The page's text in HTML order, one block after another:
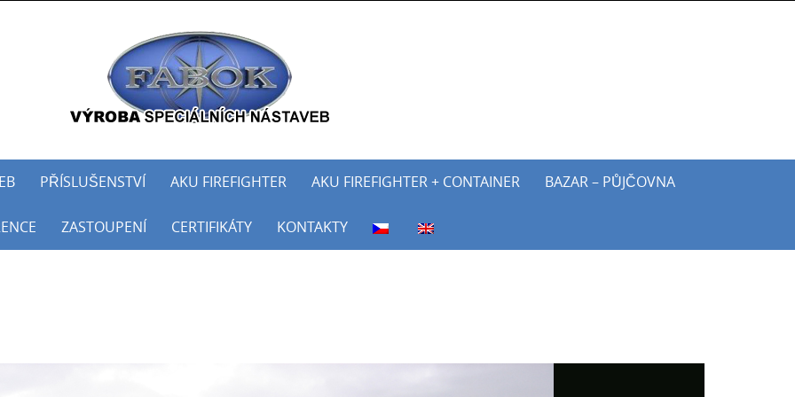
to
content
PŘÍSLUŠENSTVÍ AKU FIREFIGHTER AKU FIREFIGHTER + CONTAINER BAZAR – PŮJČOVNA
ZASTOUPENÍ CERTIFIKÁTY KONTAKTY